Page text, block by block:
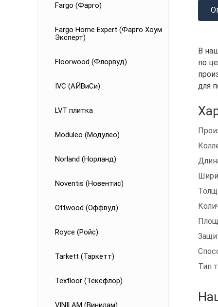
Fargo (Фарго)
Fargo Home Expert (Фарго Хоум
Эксперт)
Floorwood (Флорвуд)
IVC (АЙВиСи)
LVT плитка
Moduleo (Модулео)
Norland (Норланд)
Noventis (Новентис)
Offwood (Оффвуд)
Royce (Ройс)
Tarkett (Таркетт)
Texfloor (Тексфлор)
VINILAM (Винилам)
В
по
для
Тип